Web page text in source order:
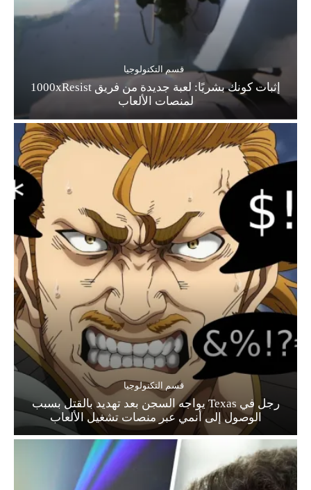
قسم التكنولوجيا
إثبات كونك بشريًا: لعبة جديدة من فريق 1000xResist
لمنصات الألعاب
قسم التكنولوجيا
رجل في Texas يواجه السجن بعد تهديد بالقتل بسبب
الوصول إلى أنمي عبر منصات تشغيل الألعاب